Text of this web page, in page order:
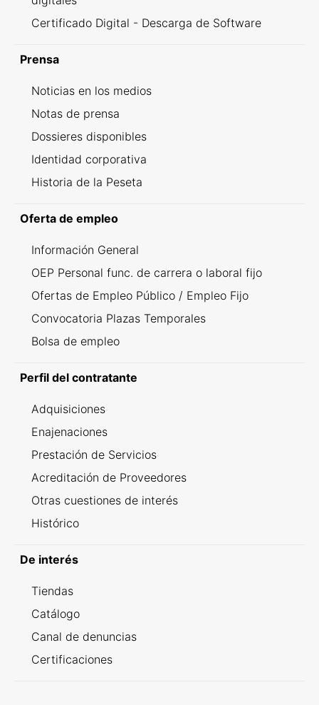
Certificado Digital - Descarga de Software
Prensa
Noticias en los medios
Notas de prensa
Dossieres disponibles
Identidad corporativa
Historia de la Peseta
Oferta de empleo
Información General
OEP Personal func. de carrera o laboral fijo
Ofertas de Empleo Público / Empleo Fijo
Convocatoria Plazas Temporales
Bolsa de empleo
Perfil del contratante
Adquisiciones
Enajenaciones
Prestación de Servicios
Acreditación de Proveedores
Otras cuestiones de interés
Histórico
De interés
Tiendas
Catálogo
Canal de denuncias
Certificaciones